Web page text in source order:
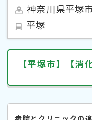
神奈川県平塚
平塚
【平塚市】【消